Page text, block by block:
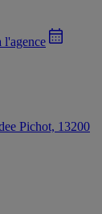
l'agence
Pichot, 13200